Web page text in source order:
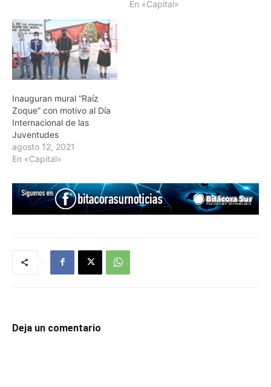
En «Capital»
Inauguran mural “Raíz
Zoque” con motivo al Día
Internacional de las
Juventudes
agosto 12, 2021
En «Capital»
Deja un comentario